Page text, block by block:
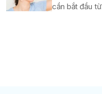
cần bắt đầu